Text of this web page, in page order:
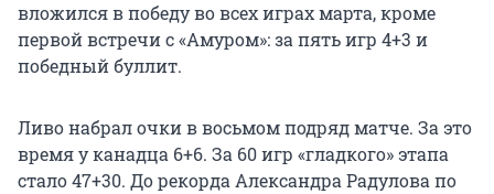
вложился в победу во всех играх марта, кроме
первой встречи с «Амуром»: за пять игр 4+3 и
победный буллит.
Ливо набрал очки в восьмом подряд матче. За это
время у канадца 6+6. За 60 игр «гладкого» этапа
стало 47+30. До рекорда Александра Радулова по